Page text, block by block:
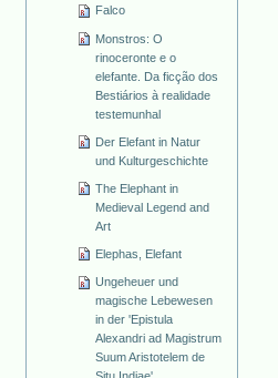
Falco
Monstros: O
rinoceronte e o
elefante. Da ficção dos
Bestiários à realidade
testemunhal
Der Elefant in Natur
und Kulturgeschichte
The Elephant in
Medieval Legend and
Art
Elephas, Elefant
Ungeheuer und
magische Lebewesen
in der 'Epistula
Alexandri ad Magistrum
Suum Aristotelem de